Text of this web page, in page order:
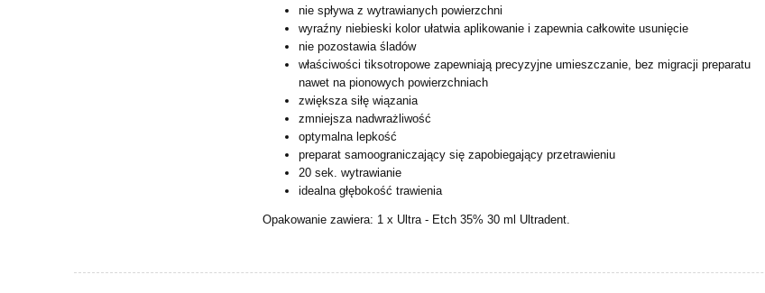
nie spływa z wytrawianych powierzchni
wyraźny niebieski kolor ułatwia aplikowanie i zapewnia całkowite usunięcie
nie pozostawia śladów
właściwości tiksotropowe zapewniają precyzyjne umieszczanie, bez migracjipreparatu
nawet na pionowych powierzchniach
zwiększa siłę wiązania
zmniejsza nadwrażliwość
optymalna lepkość
preparat samoograniczający się zapobiegający przetrawieniu
20 sek. wytrawianie
idealna głębokość trawienia
Opakowanie zawiera: 1 x Ultra - Etch 35% 30 ml Ultradent.